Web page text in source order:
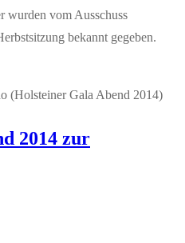
wurden vom Ausschuss
bekannt gegeben.
2014 zur